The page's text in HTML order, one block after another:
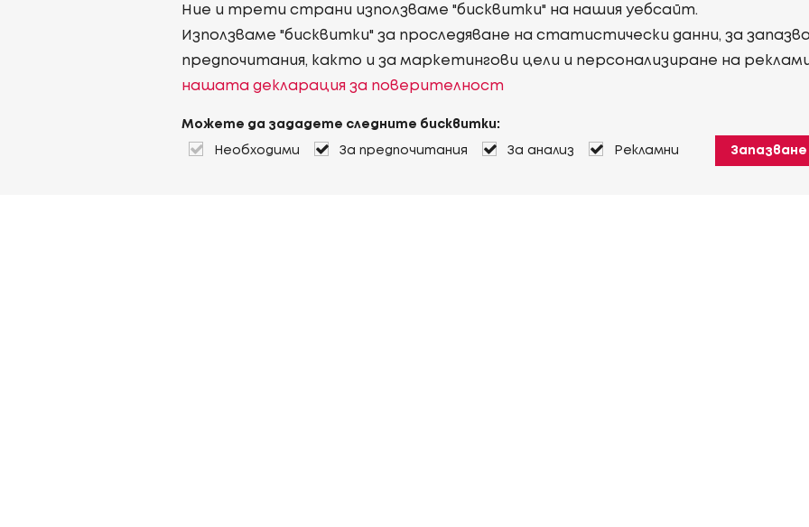
Ние и трети страни използваме "бисквитки" на нашия уебсайт.
Използваме "бисквитки" за проследяване на статистически данни, за
предпочитания, както и за маркетингови цели и персонализиране на
нашата декларация за поверителност
Можете да зададете следните бисквитки:
Необходими За предпочитания За анализ Рекламни